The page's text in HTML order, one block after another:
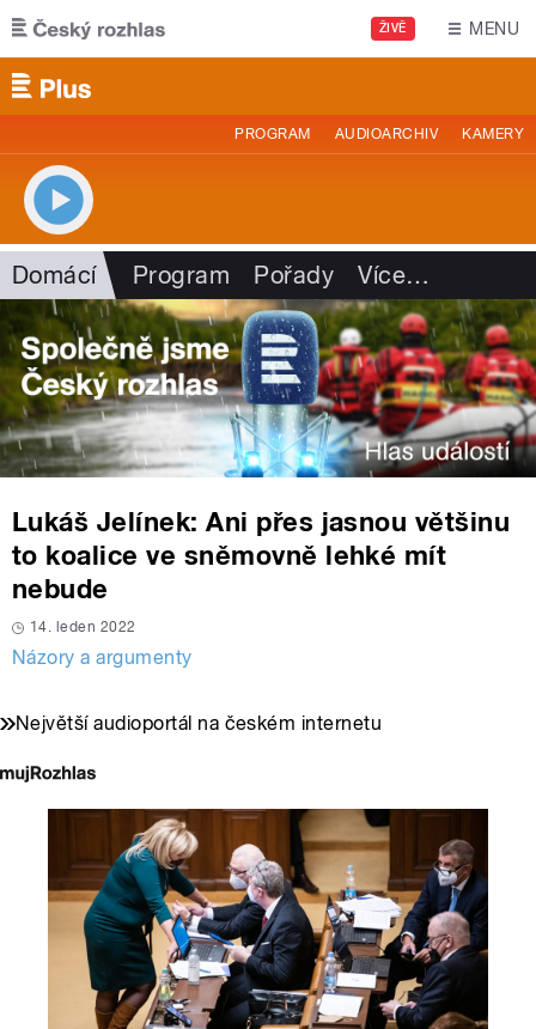
Přejít k hlavnímu obsahu
ŽIVĚ MENU
PROGRAM AUDIOARCHIV KAMERY
Domácí Program Pořady Více…
Lukáš Jelínek: Ani přes jasnou většinu
to koalice ve sněmovně lehké mít
nebude
14. leden 2022
Názory a argumenty
Největší audioportál na českém internetu